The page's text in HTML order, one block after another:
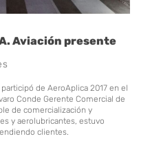
Aviación presente
de AeroAplica 2017 en el
Conde Gerente Comercial de
de comercialización y
y aerolubricantes, estuvo
clientes.